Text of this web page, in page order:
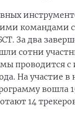
командами
За два
сотни
проводится с
На участие
вошла
14